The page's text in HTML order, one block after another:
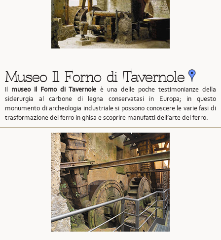
Museo Il Forno di Tavernole
Il museo Il Forno di Tavernole è una delle poche testimonianze della
siderurgia al carbone di legna conservatasi in Europa; in questo
monumento di archeologia industriale si possono conoscere le varie fasi di
trasformazione del ferro in ghisa e scoprire manufatti dell’arte del ferro.